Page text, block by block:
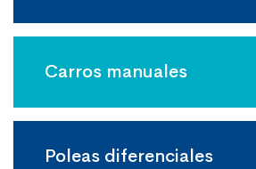
Carros manuales
Poleas diferenciales